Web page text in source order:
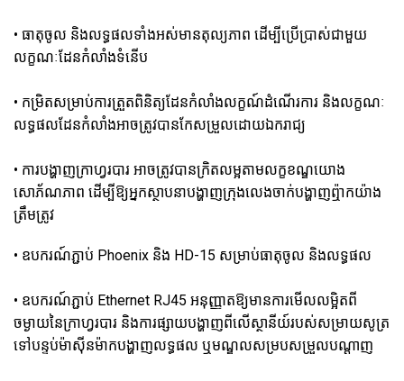
• ធាតុចូល និងលទ្ធផលទាំងអស់មានតុល្យភាព ដើម្បីប្រើប្រាស់ជាមួយ
លក្ខណៈដែនកំលាំងទំនើប
• កម្រិតសម្រាប់ការត្រួតពិនិត្យដែនកំលាំងលក្ខណ៍ដំណើរការ និងលក្ខណៈ
លទ្ធផលដែនកំលាំងអាចត្រូវបានកែសម្រួលដោយឯករាជ្យ
• ការបង្ហាញក្រាហ្វរបារ អាចត្រូវបានក្រិតលម្អតាមលក្ខខណ្ឌយោង
សោភ័ណភាព ដើម្បីឱ្យអ្នកស្ថាបនាបង្ហាញក្រុងលេងចាក់បង្ហាញឮ៉ាកយ៉ាង
ត្រឹមត្រូវ
• ឧបករណ៍ភ្ជាប់ Phoenix និង HD-15 សម្រាប់ធាតុចូល និងលទ្ធផល
• ឧបករណ៍ភ្ជាប់ Ethernet RJ45 អនុញ្ញាតឱ្យមានការមើលលម្អិតពី
ចម្ងាយនៃក្រាហ្វរបារ និងការផ្សាយបង្ហាញពីលើស្ថានីយ៍របស់សម្រាយសូត្រ
ទៅបន្ទប់ម៉ាស៊ីនម៉ាកបង្ហាញលទ្ធផល ឬមណ្ឌលសម្របសម្រួលបណ្តាញ